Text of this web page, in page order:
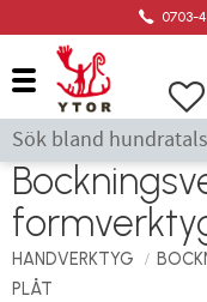
0703-
HANDVERKTYG
PLÅT